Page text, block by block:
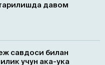
давом
савдоси билан
учун ака-ука